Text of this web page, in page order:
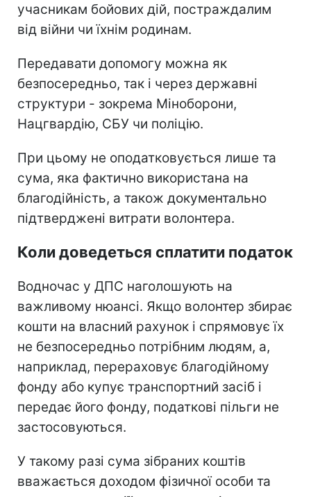
учасникам бойових дій, постраждалим
від війни чи їхнім родинам.
Передавати допомогу можна як
безпосередньо, так і через державні
структури - зокрема Міноборони,
Нацгвардію, СБУ чи поліцію.
При цьому не оподатковується лише та
сума, яка фактично використана на
благодійність, а також документально
підтверджені витрати волонтера.
Коли доведеться сплатити податок
Водночас у ДПС наголошують на
важливому нюансі. Якщо волонтер збирає
кошти на власний рахунок і спрямовує їх
не безпосередньо потрібним людям, а,
наприклад, перераховує благодійному
фонду або купує транспортний засіб і
передає його фонду, податкові пільги не
застосовуються.
У такому разі сума зібраних коштів
вважається доходом фізичної особи та